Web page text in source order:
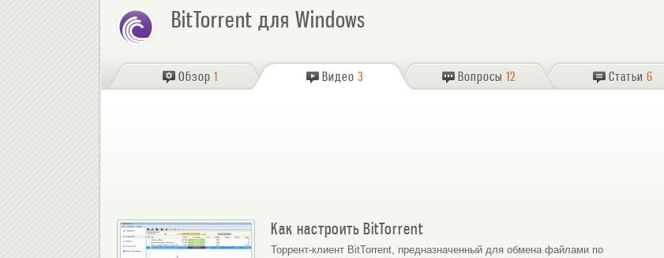
BitTorrent для Windows
Обзор 1 Видео 3 Вопросы 12 Статьи 6
Как настроить BitTorrent
Торрент-клиент BitTorrent, предназначенный для обмена файлами по